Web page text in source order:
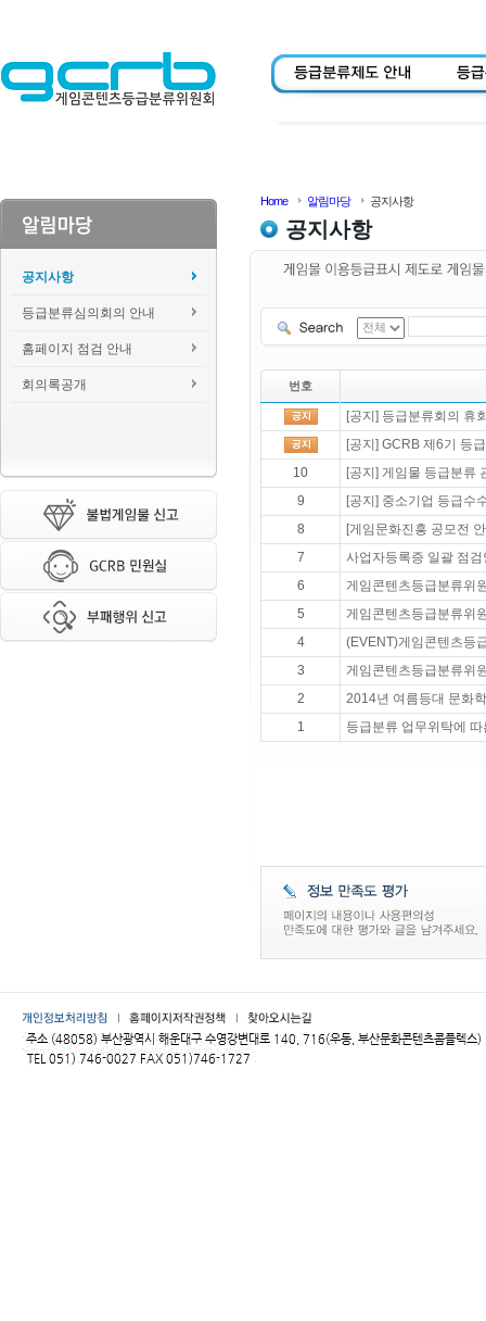
공지사항
등급분류심의회의 안내
홈페이지 점검 안내
회의록공개
Home 알림마당 공지사항
공지사항
번호
[공지] 등급분류회의 휴
[공지] GCRB 제6기 등
10
[공지] 게임물 등급분류
9
[공지] 중소기업 등급수
8
[게임문화진흥 공모전
7
사업자등록증 일괄 점검
6
게임콘텐츠등급분류위
5
게임콘텐츠등급분류위
4
(EVENT)게임콘텐츠등
3
게임콘텐츠등급분류위
2
2014년 여름등대 문화
1
등급분류 업무위탁에